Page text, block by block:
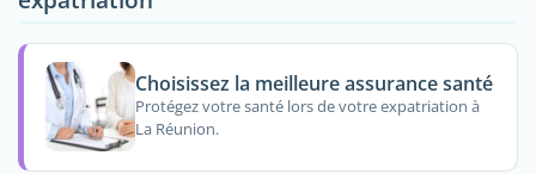
Choisissez la meilleure assurance santé
Protégez votre santé lors de votre expatriation à
La Réunion.